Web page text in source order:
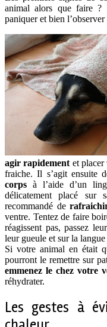
animal alors que faire
paniquer et bien
agir rapidement et placer
fraiche. Il s’agit ensuite
corps à l’aide d’un
délicatement placé
recommandé de
ventre. Tentez de faire
réagissent pas, passez
leur gueule et sur la
Si votre animal en était
pourront le remettre sur
emmenez le chez votre
réhydrater.
Les gestes à